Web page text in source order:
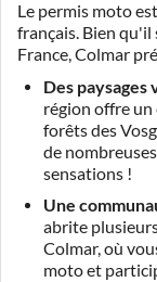
Le permis moto
français. Bien
France, Colmar
Des
région offre un
forêts des
de
sensations !
Une
abrite
Colmar, où
moto et